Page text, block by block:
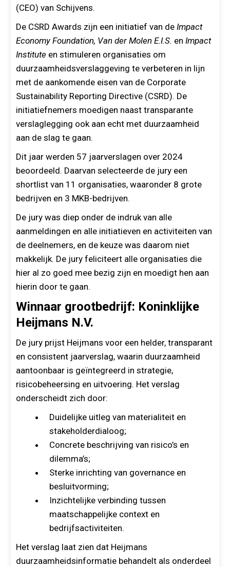
(CEO) van Schijvens.
De CSRD Awards zijn een initiatief van de Impact
Economy Foundation, Van der Molen E.I.S. en Impact
Institute en stimuleren organisaties om
duurzaamheidsverslaggeving te verbeteren in lijn
met de aankomende eisen van de Corporate
Sustainability Reporting Directive (CSRD). De
initiatiefnemers moedigen naast transparante
verslaglegging ook aan echt met duurzaamheid
aan de slag te gaan.
Dit jaar werden 57 jaarverslagen over 2024
beoordeeld. Daarvan selecteerde de jury een
shortlist van 11 organisaties, waaronder 8 grote
bedrijven en 3 MKB-bedrijven.
De jury was diep onder de indruk van alle
aanmeldingen en alle initiatieven en activiteiten van
de deelnemers, en de keuze was daarom niet
makkelijk. De jury feliciteert alle organisaties die
hier al zo goed mee bezig zijn en moedigt hen aan
hierin door te gaan.
Winnaar grootbedrijf: Koninklijke
Heijmans N.V.
De jury prijst Heijmans voor een helder, transparant
en consistent jaarverslag, waarin duurzaamheid
aantoonbaar is geïntegreerd in strategie,
risicobeheersing en uitvoering. Het verslag
onderscheidt zich door:
Duidelijke uitleg van materialiteit en
stakeholderdialoog;
Concrete beschrijving van risico’s en
dilemma’s;
Sterke inrichting van governance en
besluitvorming;
Inzichtelijke verbinding tussen
maatschappelijke context en
bedrijfsactiviteiten.
Het verslag laat zien dat Heijmans
duurzaamheidsinformatie behandelt als onderdeel